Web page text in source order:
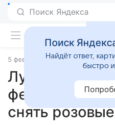
Поиск Яндекса
5 февраля 2025 Статьи
Лунный
февраля 2025
снять
Поиск
Найдёт ответ,
быстро